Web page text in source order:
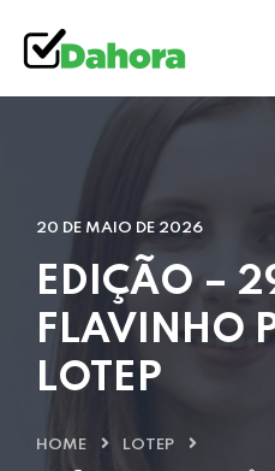
20 DE MAIO DE 2026
EDIÇÃO –
FLAVINHO
LOTEP
HOME LOTEP